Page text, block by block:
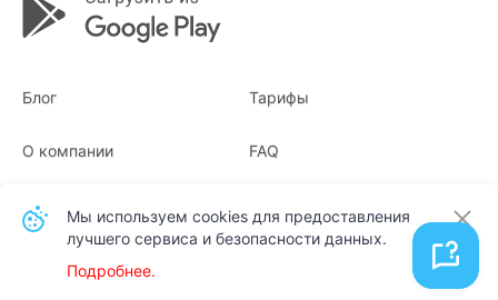
Блог Тарифы
О компании
Квитанции
FAQ
Мы используем cookies для предоставления
лучшего сервиса и безопасности данных.
Подробнее.